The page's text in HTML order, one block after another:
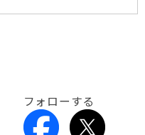
フォローする